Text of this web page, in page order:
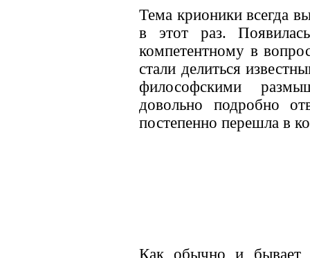
Тема крионики всегда
в этот раз.
компетентному в
стали делиться
философскими
довольно подробно
постепенно перешла в
Как обычно и бывает,